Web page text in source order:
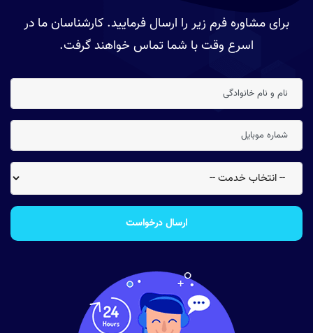
برای مشاوره فرم زیر را ارسال فرمایید. کارشناسان ما در
اسرع وقت با شما تماس خواهند گرفت.
ارسال درخواست